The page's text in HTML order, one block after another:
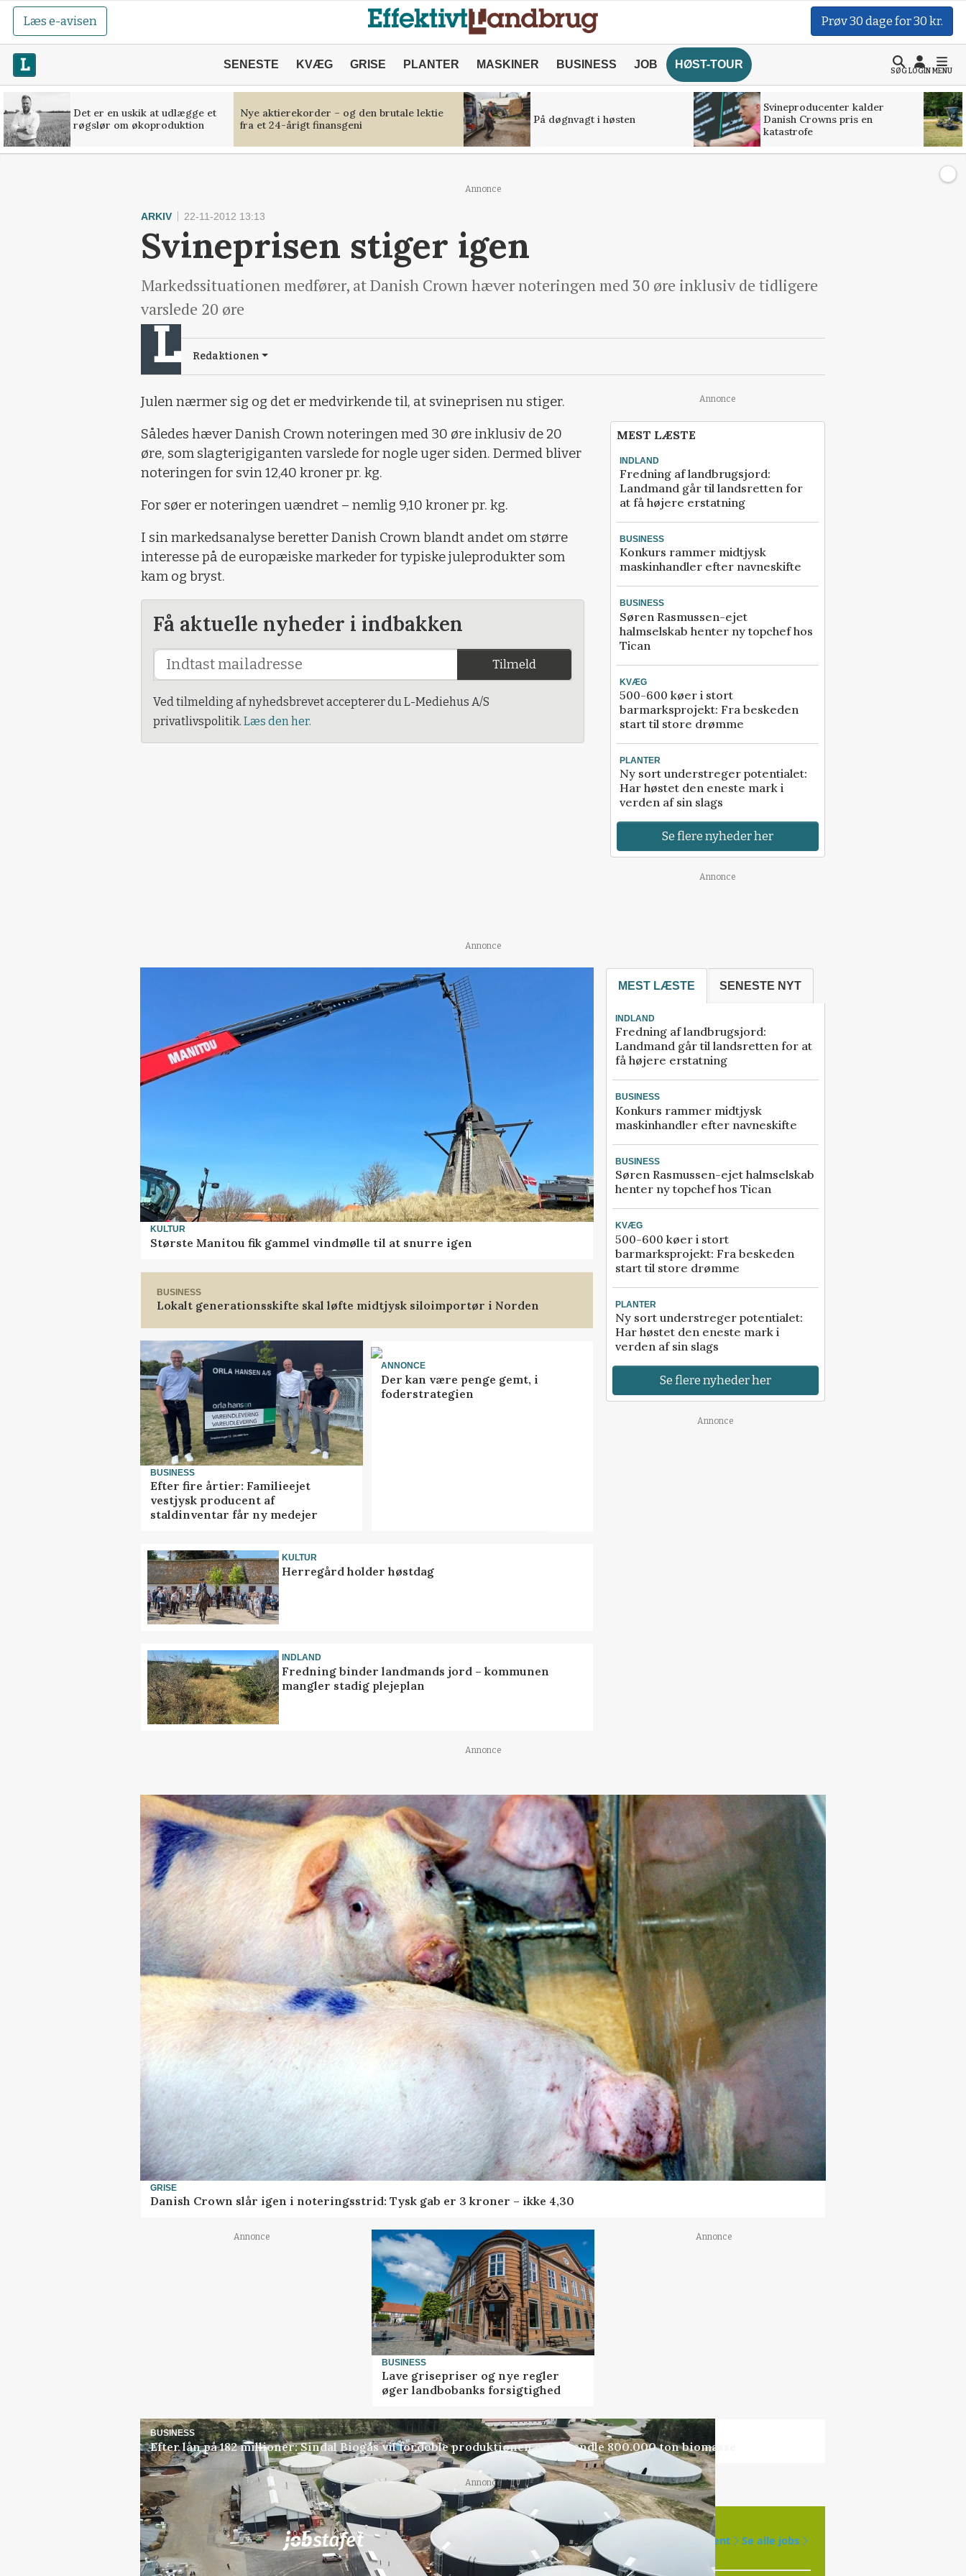
Læs e-avisen Prøv 30 dage for 30 kr.
SENESTE KVÆG GRISE PLANTER MASKINER BUSINESS JOB HØST-TOUR
SØGLOGINMENU
Det er en uskik at udlægge et
røgslør om økoproduktion
Nye aktierekorder – og den brutale lektie
fra et 24-årigt finansgeni
På døgnvagt i høsten
Svineproducenter kalder
Danish Crowns pris en
katastrofe
Annonce
ARKIV 22-11-2012 13:13
Svineprisen stiger igen
Markedssituationen medfører, at Danish Crown hæver noteringen med 30 øre inklusiv de tidligere
varslede 20 øre
Redaktionen
Julen nærmer sig og det er medvirkende til, at svineprisen nu stiger.
Således hæver Danish Crown noteringen med 30 øre inklusiv de 20
øre, som slagterigiganten varslede for nogle uger siden. Dermed bliver
noteringen for svin 12,40 kroner pr. kg.
For søer er noteringen uændret – nemlig 9,10 kroner pr. kg.
I sin markedsanalyse beretter Danish Crown blandt andet om større
interesse på de europæiske markeder for typiske juleprodukter som
kam og bryst.
Få aktuelle nyheder i indbakken
Tilmeld
Ved tilmelding af nyhedsbrevet accepterer du L-Mediehus A/S
privatlivspolitik. Læs den her.
Annonce
MEST LÆSTE
INDLAND
Fredning af landbrugsjord:
Landmand går til landsretten for
at få højere erstatning
BUSINESS
Konkurs rammer midtjysk
maskinhandler efter navneskifte
BUSINESS
Søren Rasmussen-ejet
halmselskab henter ny topchef hos
Tican
KVÆG
500-600 køer i stort
barmarksprojekt: Fra beskeden
start til store drømme
PLANTER
Ny sort understreger potentialet:
Har høstet den eneste mark i
verden af sin slags
Se flere nyheder her
Annonce
Annonce
KULTUR
Største Manitou fik gammel vindmølle til at snurre igen
BUSINESS
Lokalt generationsskifte skal løfte midtjysk siloimportør i Norden
BUSINESS
Efter fire årtier: Familieejet
vestjysk producent af
staldinventar får ny medejer
ANNONCE
Der kan være penge gemt, i
foderstrategien
KULTUR
Herregård holder høstdag
INDLAND
Fredning binder landmands jord – kommunen
mangler stadig plejeplan
MEST LÆSTE SENESTE NYT
INDLAND
Fredning af landbrugsjord:
Landmand går til landsretten for at
få højere erstatning
BUSINESS
Konkurs rammer midtjysk
maskinhandler efter navneskifte
BUSINESS
Søren Rasmussen-ejet halmselskab
henter ny topchef hos Tican
KVÆG
500-600 køer i stort
barmarksprojekt: Fra beskeden
start til store drømme
PLANTER
Ny sort understreger potentialet:
Har høstet den eneste mark i
verden af sin slags
Se flere nyheder her
Annonce
Annonce
GRISE
Danish Crown slår igen i noteringsstrid: Tysk gab er 3 kroner – ikke 4,30
Annonce
BUSINESS
Lave grisepriser og nye regler
øger landbobanks forsigtighed
Annonce
BUSINESS
Efter lån på 182 millioner: Sindal Biogas vil fordoble produktionen og behandle 800.000 ton biomasse
Annonce
Jobs i samarbejde med 81ledige stillinger Opret agent Se alle jobs